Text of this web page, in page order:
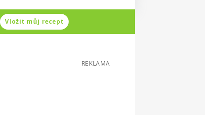
Vložit můj recept
REKLAMA